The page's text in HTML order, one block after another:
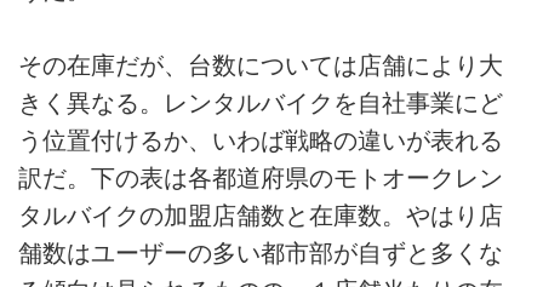
その在庫だが、台数については店舗により大
きく異なる。レンタルバイクを自社事業にど
う位置付けるか、いわば戦略の違いが表れる
訳だ。下の表は各都道府県のモトオークレン
タルバイクの加盟店舗数と在庫数。やはり店
舗数はユーザーの多い都市部が自ずと多くな